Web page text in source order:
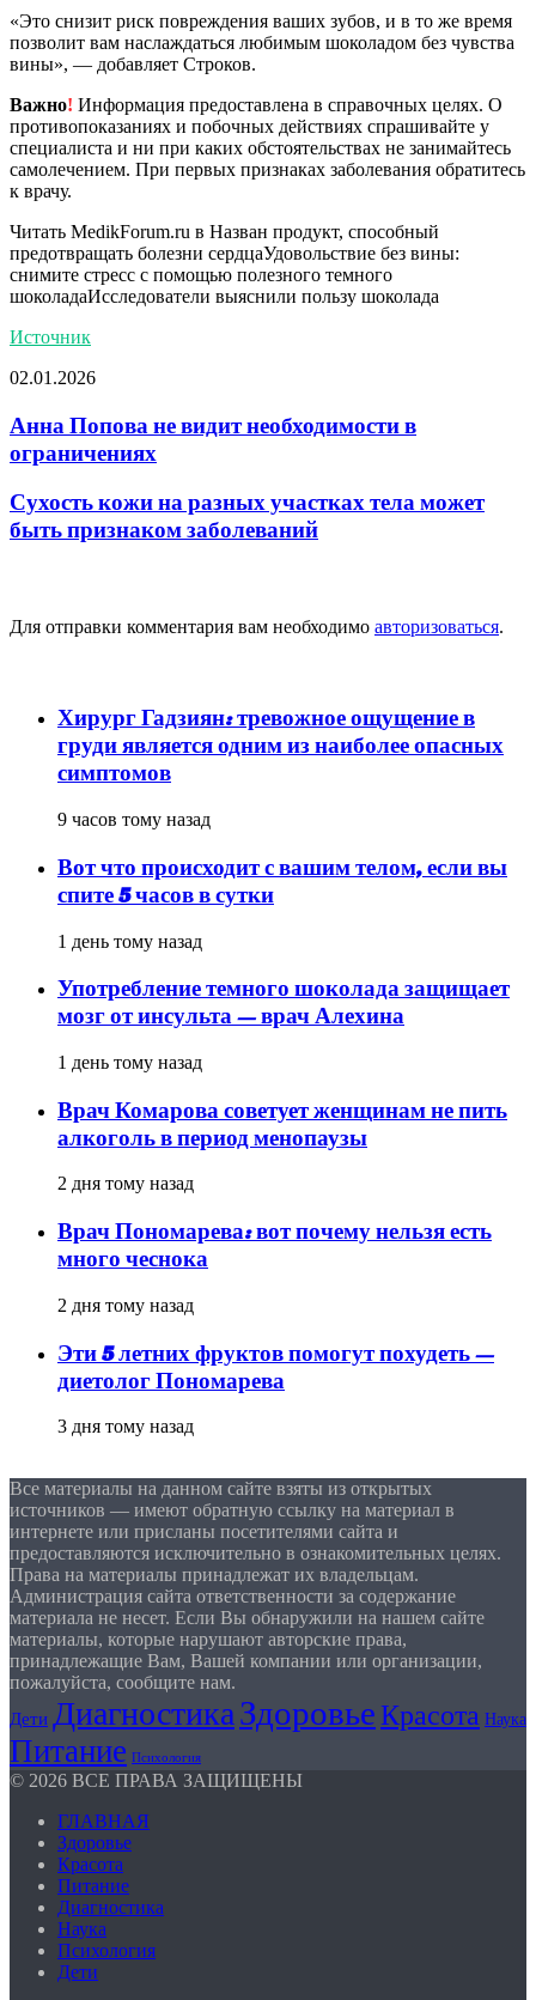
«Это снизит риск повреждения ваших зубов, и в то же время
позволит вам наслаждаться любимым шоколадом без чувства
вины», — добавляет Строков.
Важно! Информация предоставлена в справочных целях. О
противопоказаниях и побочных действиях спрашивайте у
специалиста и ни при каких обстоятельствах не занимайтесь
самолечением. При первых признаках заболевания обратитесь
к врачу.
Читать MedikForum.ru в Назван продукт, способный
предотвращать болезни сердцаУдовольствие без вины:
снимите стресс с помощью полезного темного
шоколадаИсследователи выяснили пользу шоколада
Источник
02.01.2026
Анна Попова не видит необходимости в
ограничениях
Сухость кожи на разных участках тела может
быть признаком заболеваний
Для отправки комментария вам необходимо авторизоваться.
Хирург Гадзиян: тревожное ощущение в
груди является одним из наиболее опасных
симптомов
9 часов тому назад
Вот что происходит с вашим телом, если вы
спите 5 часов в сутки
1 день тому назад
Употребление темного шоколада защищает
мозг от инсульта — врач Алехина
1 день тому назад
Врач Комарова советует женщинам не пить
алкоголь в период менопаузы
2 дня тому назад
Врач Пономарева: вот почему нельзя есть
много чеснока
2 дня тому назад
Эти 5 летних фруктов помогут похудеть —
диетолог Пономарева
3 дня тому назад
Все материалы на данном сайте взяты из открытых
источников — имеют обратную ссылку на материал в
интернете или присланы посетителями сайта и
предоставляются исключительно в ознакомительных целях.
Права на материалы принадлежат их владельцам.
Администрация сайта ответственности за содержание
материала не несет. Если Вы обнаружили на нашем сайте
материалы, которые нарушают авторские права,
принадлежащие Вам, Вашей компании или организации,
пожалуйста, сообщите нам.
Дети ДиагностикаЗдоровьеКрасота Наука
Питание Психология
© 2026 ВСЕ ПРАВА ЗАЩИЩЕНЫ
ГЛАВНАЯ
Здоровье
Красота
Питание
Диагностика
Наука
Психология
Дети